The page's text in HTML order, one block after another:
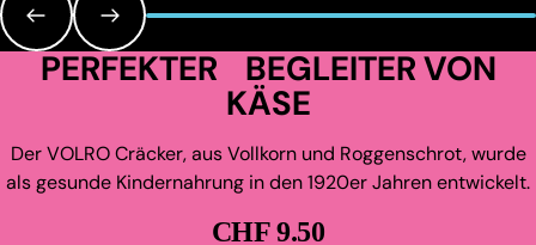
PERFEKTER BEGLEITER VON
KÄSE
Der VOLRO Cräcker, aus Vollkorn und Roggenschrot, wurde
als gesunde Kindernahrung in den 1920er Jahren entwickelt.
CHF 9.50